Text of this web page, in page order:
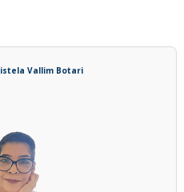
Vallim Botari